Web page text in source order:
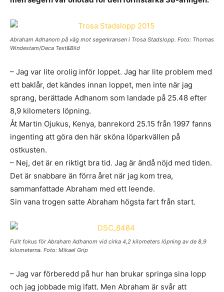
Abraham Adhanom på väg mot segerkransen i Trosa Stadslopp. Foto: Thomas
Windestam/Deca Text&Bild
– Jag var lite orolig inför loppet. Jag har lite problem med
ett baklår, det kändes innan loppet, men inte när jag
sprang, berättade Adhanom som landade på 25.48 efter
8,9 kilometers löpning.
Åt Martin Ojukus, Kenya, banrekord 25.15 från 1997 fanns
ingenting att göra den här sköna löparkvällen på
ostkusten.
– Nej, det är en riktigt bra tid. Jag är ändå nöjd med tiden.
Det är snabbare än förra året när jag kom trea,
sammanfattade Abraham med ett leende.
Sin vana trogen satte Abraham högsta fart från start.
Fullt fokus för Abraham Adhanom vid cirka 4,2 kilometers löpning av de 8,9
kilometerna. Foto: Mikael Grip
– Jag var förberedd på hur han brukar springa sina lopp
och jag jobbade mig ifatt. Men Abraham är svår att